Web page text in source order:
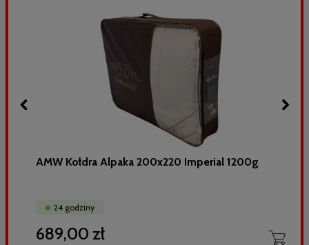
AMW Kołdra Alpaka 200x220 Imperial 1200g
24 godziny
689,00 zł